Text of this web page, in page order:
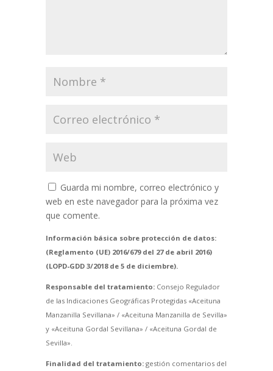
Guarda mi nombre, correo electrónico y
web en este navegador para la próxima vez
que comente.
Información básica sobre protección de datos:
(Reglamento (UE) 2016/679 del 27 de abril 2016)
(LOPD-GDD 3/2018 de 5 de diciembre).
Responsable del tratamiento:Consejo Regulador
de las Indicaciones Geográficas Protegidas «Aceituna
Manzanilla Sevillana» / «Aceituna Manzanilla de Sevilla»
y «Aceituna Gordal Sevillana» / «Aceituna Gordal de
Sevilla».
Finalidad del tratamiento:gestión comentarios del